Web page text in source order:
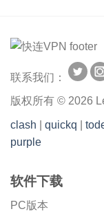
联系我们：
版权所有 © 2026
clash quickq
purple
软件下载
PC版本